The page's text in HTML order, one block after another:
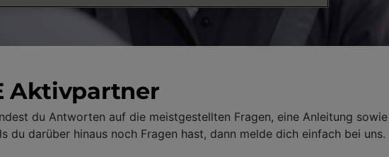
Aktivpartner
du Antworten auf die meistgestellten Fragen, eine Anleitung
darüber hinaus noch Fragen hast, dann melde dich einfach bei uns.